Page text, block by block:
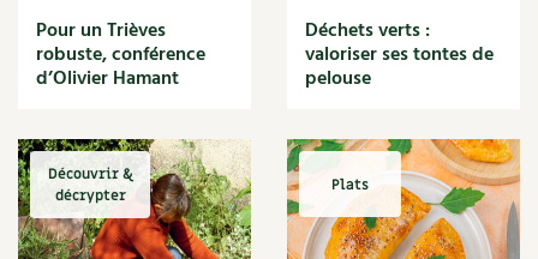
Maïs doux
Maison saine
Mare
Marie Chioca
Marmite
Massage
Pour un Trièves
robuste, conférence
d’Olivier Hamant
Déchets verts :
valoriser ses tontes de
pelouse
Découvrir &
décrypter
Plats